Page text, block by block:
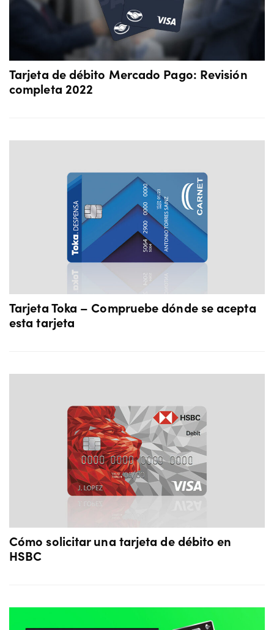
Tarjeta de débito Mercado Pago: Revisión
completa 2022
Tarjeta Toka – Compruebe dónde se acepta
esta tarjeta
Cómo solicitar una tarjeta de débito en
HSBC